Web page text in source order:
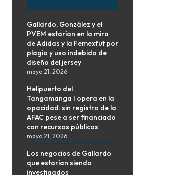
Gallardo, González y el
PVEM estarían en la mira
de Adidas y la Femexfut por
plagio y uso indebido de
diseño del jersey
mayo 21, 2026
Helipuerto del
Tangamanga I opera en la
opacidad: sin registro de la
AFAC pese a ser financiado
con recursos públicos
mayo 21, 2026
Los negocios de Gallardo
que estarían siendo
investigados